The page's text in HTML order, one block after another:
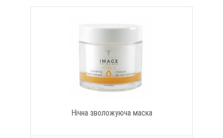
Нічна зволожуюча маска